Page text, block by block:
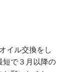
イル交換をし
短で３月以降の